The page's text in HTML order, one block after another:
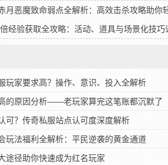
月恶魔致命弱点全解析：高效击杀攻略助你
经验获取全攻略：活动、道具与场景化技巧
玩家要求高？操作、意识、投入全解析
的原因分析——老玩家算完这笔账都沉默了
可？传奇私服站点认可度深度解析
玩法福利全解析：平民逆袭的黄金通道
途径助你快速成为红名玩家